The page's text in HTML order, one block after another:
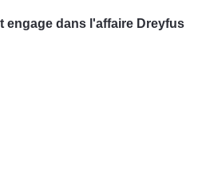
engage dans l'affaire Dreyfus